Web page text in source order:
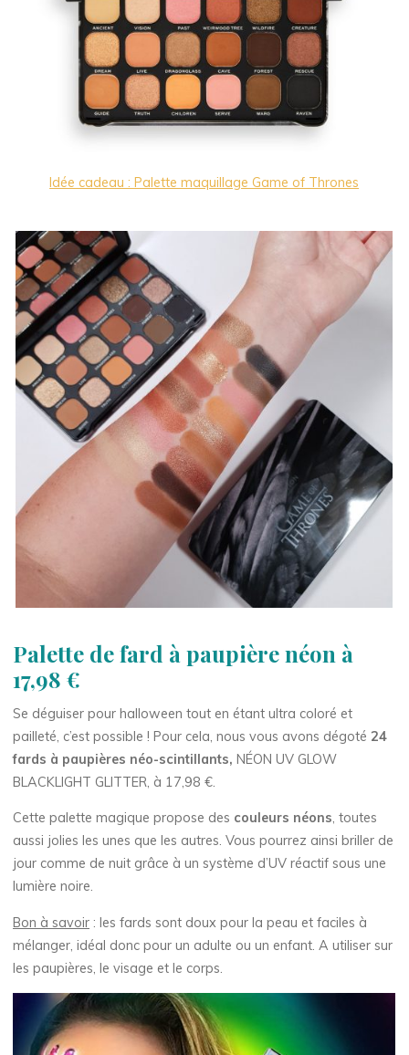
Idée cadeau : Palette maquillage Game of Thrones
Palette de fard à paupière néon à
17,98 €
Se déguiser pour halloween tout en étant ultra coloré et
pailleté, c’est possible ! Pour cela, nous vous avons dégoté 24
fards à paupières néo-scintillants,NÉON UV GLOW
BLACKLIGHT GLITTER, à 17,98 €.
Cette palette magique propose des couleurs néons, toutes
aussi jolies les unes que les autres. Vous pourrez ainsi briller de
jour comme de nuit grâce à un système d’UV réactif sous une
lumière noire.
Bon à savoir : les fards sont doux pour la peau et faciles à
mélanger, idéal donc pour un adulte ou un enfant. A utiliser sur
les paupières, le visage et le corps.